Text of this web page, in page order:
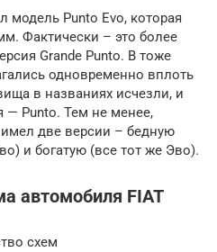
модель Punto Evo, которая
Фактически – это более
Grande Punto. В тоже
одновременно вплоть
в названиях исчезли, и
— Punto. Тем не менее,
две версии – бедную
и богатую (все тот же Эво).
автомобиля FIAT
схем